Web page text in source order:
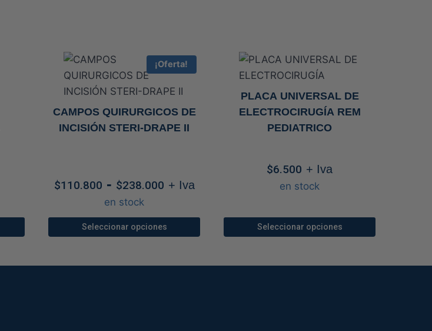
¡Oferta!
CAMPOS QUIRURGICOS DE
INCISIÓN STERI-DRAPE II
$110.800 - $238.000Rango
precios:
desde
+ Iva
en stock
Seleccionar opciones
PLACA UNIVERSAL DE
ELECTROCIRUGÍA REM
PEDIATRICO
$6.500 + Iva
en stock
Seleccionar opciones